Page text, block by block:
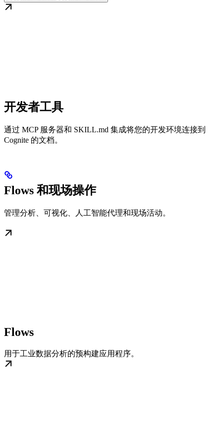
开发者工具
通过 MCP 服务器和 SKILL.md 集成将您的开发环境连接到
Cognite 的文档。
Flows 和现场操作
管理分析、可视化、人工智能代理和现场活动。
Flows
用于工业数据分析的预构建应用程序。